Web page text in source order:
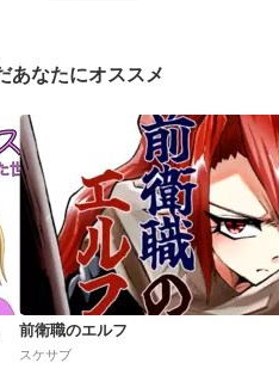
あなたにオススメ
前衛職のエルフ
スケサブ